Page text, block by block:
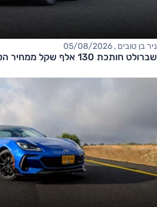
ניר בן טובים , 05/08/2026
שברולט חותכת 130 אלף שקל ממחיר הטאהו